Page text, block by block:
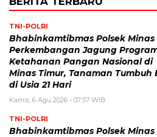
TNI-POLRI
Bhabinkamtibmas Polsek Minas
Perkembangan Jagung
Ketahanan Pangan Nasional di
Minas Timur, Tanaman Tumbuh
di Usia 21 Hari
Kamis, 6 Agu 2026 - 07:57 WIB
TNI-POLRI
Bhabinkamtibmas Polsek Minas